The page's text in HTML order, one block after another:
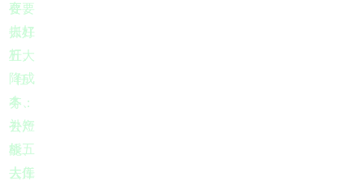
要要
抓好
五大
任
务：
去产
能、
去库
存、
去杠
杆、
降成
本、
补短
板五
大任